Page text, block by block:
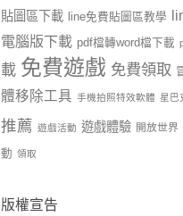
貼圖區下載
line免費貼圖區教學
電腦版下載 pdf檔轉word檔下載
載 免費遊戲 免費領取
體移除工具 手機拍照特效軟體 星巴
推薦 遊戲活動 遊戲體驗 開放世界
動 領取
版權宣告